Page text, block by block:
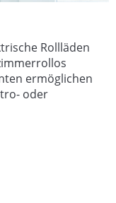
Rollläden
ermöglichen
oder